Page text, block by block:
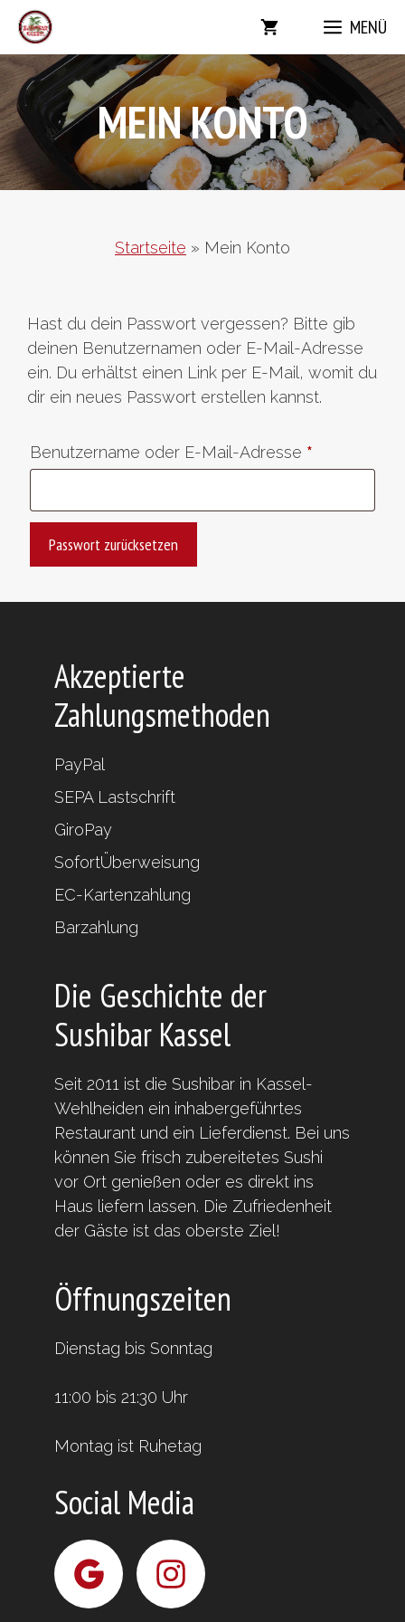
Zum
Inhalt
springen
MENÜ
MEIN KONTO
Startseite » Mein Konto
Hast du dein Passwort vergessen? Bitte gib
deinen Benutzernamen oder E-Mail-Adresse
ein. Du erhältst einen Link per E-Mail, womit du
dir ein neues Passwort erstellen kannst.
Benutzername oder E-Mail-Adresse *
Passwort zurücksetzen
Akzeptierte
Zahlungsmethoden
PayPal
SEPA Lastschrift
GiroPay
SofortÜberweisung
EC-Kartenzahlung
Barzahlung
Die Geschichte der
Sushibar Kassel
Seit 2011 ist die Sushibar in Kassel-
Wehlheiden ein inhabergeführtes
Restaurant und ein Lieferdienst. Bei uns
können Sie frisch zubereitetes Sushi
vor Ort genießen oder es direkt ins
Haus liefern lassen. Die Zufriedenheit
der Gäste ist das oberste Ziel!
Öffnungszeiten
Dienstag bis Sonntag
11:00 bis 21:30 Uhr
Montag ist Ruhetag
Social Media